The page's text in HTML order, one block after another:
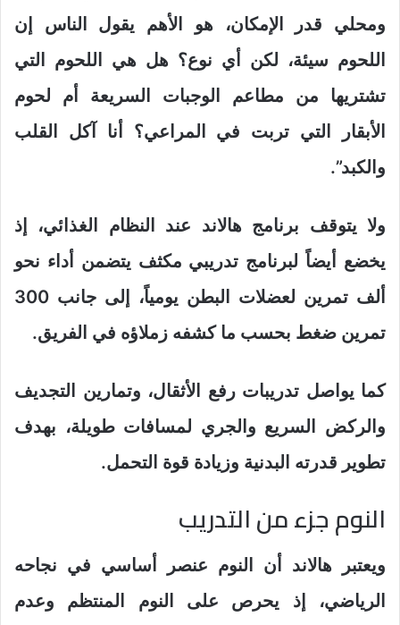
ومحلي قدر الإمكان، هو الأهم يقول الناس إن
اللحوم سيئة، لكن أي نوع؟ هل هي اللحوم التي
تشتريها من مطاعم الوجبات السريعة أم لحوم
الأبقار التي تربت في المراعي؟ أنا آكل القلب
والكبد”.
ولا يتوقف برنامج هالاند عند النظام الغذائي، إذ
يخضع أيضاً لبرنامج تدريبي مكثف يتضمن أداء نحو
ألف تمرين لعضلات البطن يومياً، إلى جانب 300
تمرين ضغط بحسب ما كشفه زملاؤه في الفريق.
كما يواصل تدريبات رفع الأثقال، وتمارين التجديف
والركض السريع والجري لمسافات طويلة، بهدف
تطوير قدرته البدنية وزيادة قوة التحمل.
النوم جزء من التدريب
ويعتبر هالاند أن النوم عنصر أساسي في نجاحه
الرياضي، إذ يحرص على النوم المنتظم وعدم